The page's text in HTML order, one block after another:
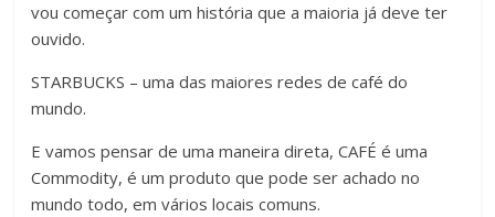
vou começar com um história que a maioria já deve ter
ouvido.
STARBUCKS – uma das maiores redes de café do
mundo.
E vamos pensar de uma maneira direta, CAFÉ é uma
Commodity, é um produto que pode ser achado no
mundo todo, em vários locais comuns.